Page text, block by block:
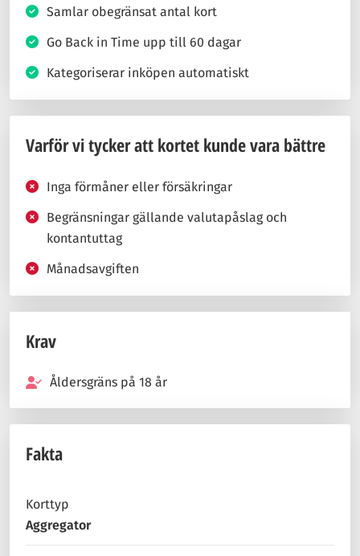
Samlar obegränsat antal kort
Go Back in Time upp till 60 dagar
Kategoriserar inköpen automatiskt
Varför vi tycker att kortet kunde vara bättre
Inga förmåner eller försäkringar
Begränsningar gällande valutapåslag och
kontantuttag
Månadsavgiften
Krav
Åldersgräns på 18 år
Fakta
Korttyp
Aggregator